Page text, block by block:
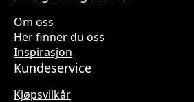
Om oss
Her finner du oss
Inspirasjon
Kundeservice
Kjøpsvilkår